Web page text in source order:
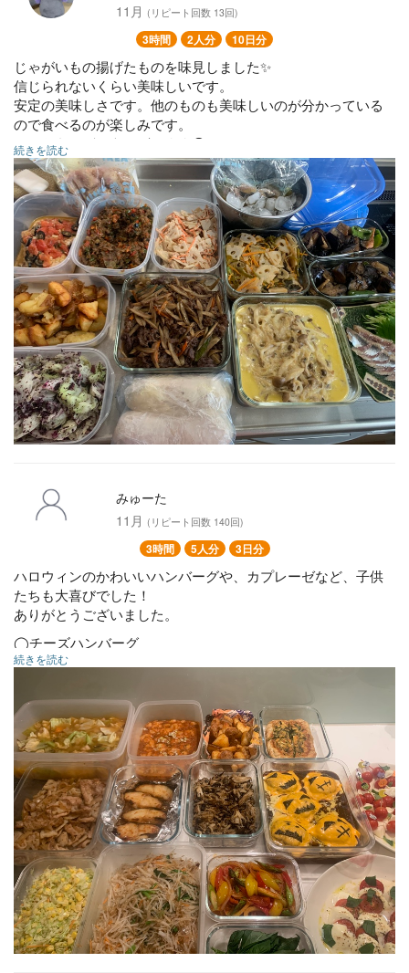
11月 (リピート回数 13回)
3時間 2人分 10日分
じゃがいもの揚げたものを味見しました✨
信じられないくらい美味しいです。
安定の美味しさです。他のものも美味しいのが分かっている
ので食べるのが楽しみです。
いつもありがとうございます😊
◯野菜たっぷりドライカレー
◯シチリアめかじき
◯牛肉とごぼうのしぐれ煮
◯鯵の南蛮漬け
◯鮭のにんにくクリームチーズ
◯ハニーマスタードチキン (下味)
◯梅大葉巻きチキン
◯砂肝のコンフィ
◯茄子とピーマンの塩昆布
◯キャベツのゆかり和え
◯ポテトとガーリックフライ
◯レンコンとツナ和え
◯鰯の燻製
続きを読む
みゅーた
11月 (リピート回数 140回)
3時間 5人分 3日分
ハロウィンのかわいいハンバーグや、カプレーゼなど、子供
たちも大喜びでした！
ありがとうございました。
◯チーズハンバーグ
◯豚ローストとレンコンの粒マスタード
◯エビチリ
◯ポトフ
◯スパイスポテト
◯カプレーゼ
◯パプリカとアスパラのナポリタン炒め
◯大根おかかサラダ
◯きのこの昆布炒め
◯キッシュ
◯キャベツサラダ
◯チーズハンバーグ
◯豚ローストとレンコンの粒マスタード
◯銀鱈焼き
◯エビチリ
◯ポトフ
続きを読む